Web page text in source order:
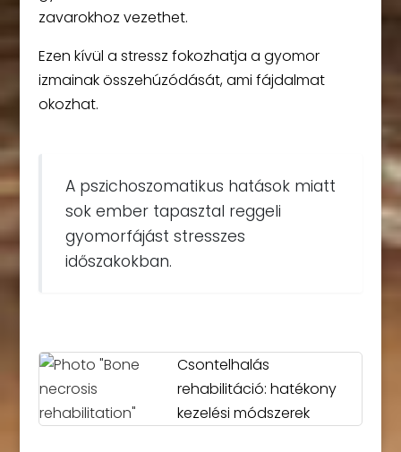
zavarokhoz vezethet.
Ezen kívül a stressz fokozhatja a gyomor
izmainak összehúzódását, ami fájdalmat
okozhat.
A pszichoszomatikus hatások miatt
sok ember tapasztal reggeli
gyomorfájást stresszes
időszakokban.
Csontelhalás
rehabilitáció: hatékony
kezelési módszerek